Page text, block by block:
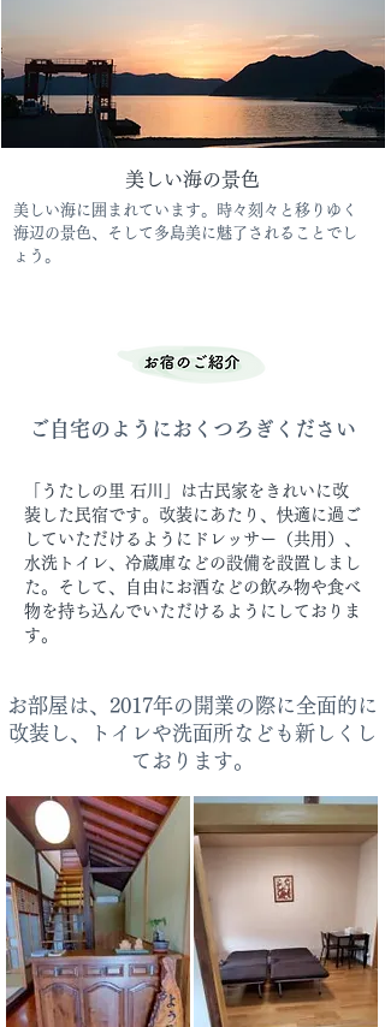
美しい海の景色
美しい海に囲まれています。時々刻々と移りゆく
海辺の景色、そして多島美に魅了されることでし
ょう。
ご自宅のようにおくつろぎください
「うたしの里 石川」は古民家をきれいに改
装した民宿です。改装にあたり、快適に過ご
していただけるようにドレッサー（共用）、
水洗トイレ、冷蔵庫などの設備を設置しまし
た。そして、自由にお酒などの飲み物や食べ
物を持ち込んでいただけるようにしておりま
す。
お部屋は、2017年の開業の際に全面的に
改装し、トイレや洗面所なども新しくし
ております。